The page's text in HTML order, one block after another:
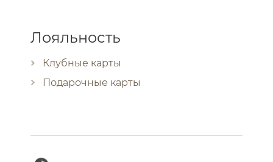
Лояльность
Клубные карты
Подарочные карты